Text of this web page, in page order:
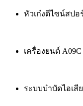
หัวเก๋งดีไซน์สปอ
เครื่องยนต์
ระบบบำบัดไอเสีย